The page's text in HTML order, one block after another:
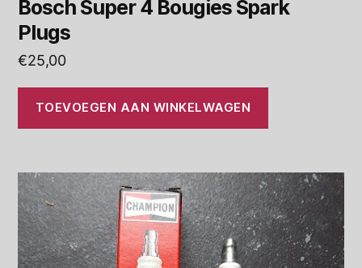
Bosch Super 4 Bougies Spark
Plugs
€25,00
TOEVOEGEN AAN WINKELWAGEN